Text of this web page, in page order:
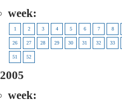
week:
1 2 3 4 5 6 7 8
26 27 28 29 30 31 32 33
51 52
2005
week: